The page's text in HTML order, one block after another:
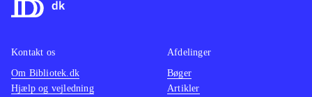
Kontakt os
Om Bibliotek.dk
Hjælp og vejledning
Afdelinger
Bøger
Artikler